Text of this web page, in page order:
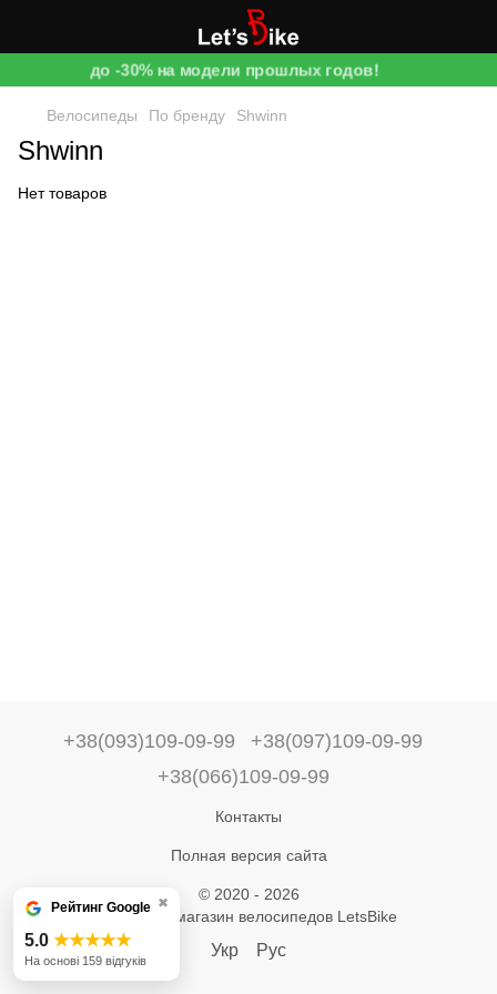
до -30% на модели прошлых годов!
Велосипеды По бренду Shwinn
Shwinn
Нет товаров
+38(093)109-09-99
+38(097)109-09-99
+38(066)109-09-99
Контакты
Полная версия сайта
© 2020 - 2026
Интернет-магазин велосипедов LetsBike
Укр Рус
✖
Рейтинг Google
5.0 ★★★★★
На основі 159 відгуків